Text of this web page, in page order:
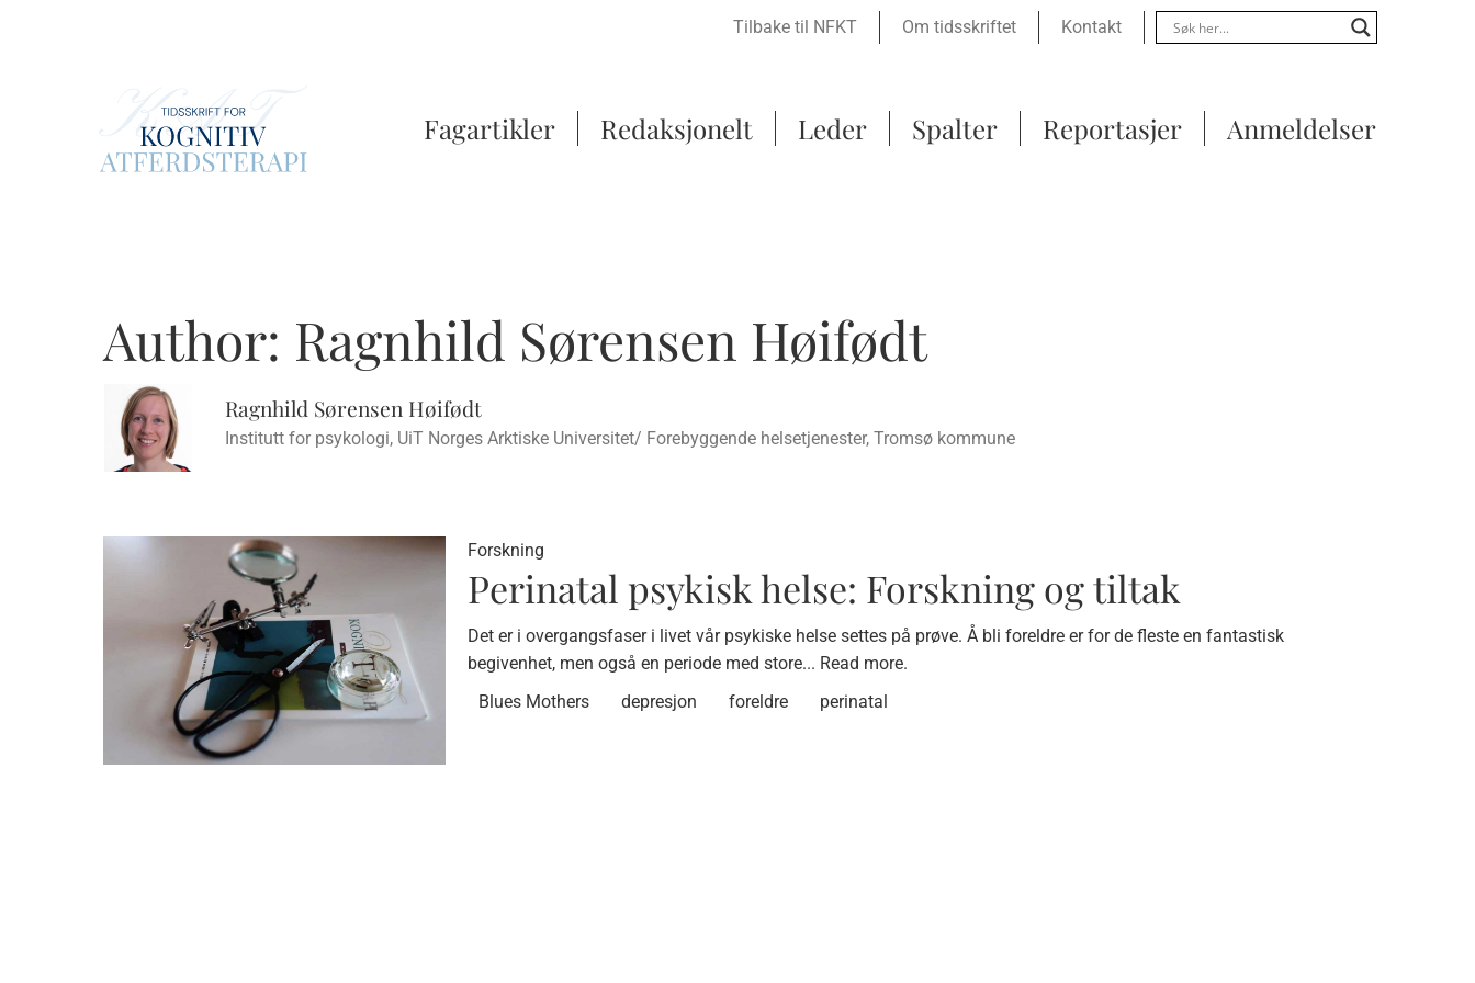
Tilbake til NFKT Om tidsskriftet Kontakt
Fagartikler Redaksjonelt Leder Spalter Reportasjer Anmeldelser
Author: Ragnhild Sørensen Høifødt
Ragnhild Sørensen Høifødt
Institutt for psykologi, UiT Norges Arktiske Universitet/ Forebyggende helsetjenester, Tromsø kommune
Forskning
Perinatal psykisk helse: Forskning og tiltak
Det er i overgangsfaser i livet vår psykiske helse settes på prøve. Å bli foreldre er for de fleste en fantastisk
begivenhet, men også en periode med store... Read more.
Blues Mothers
depresjon foreldre perinatal